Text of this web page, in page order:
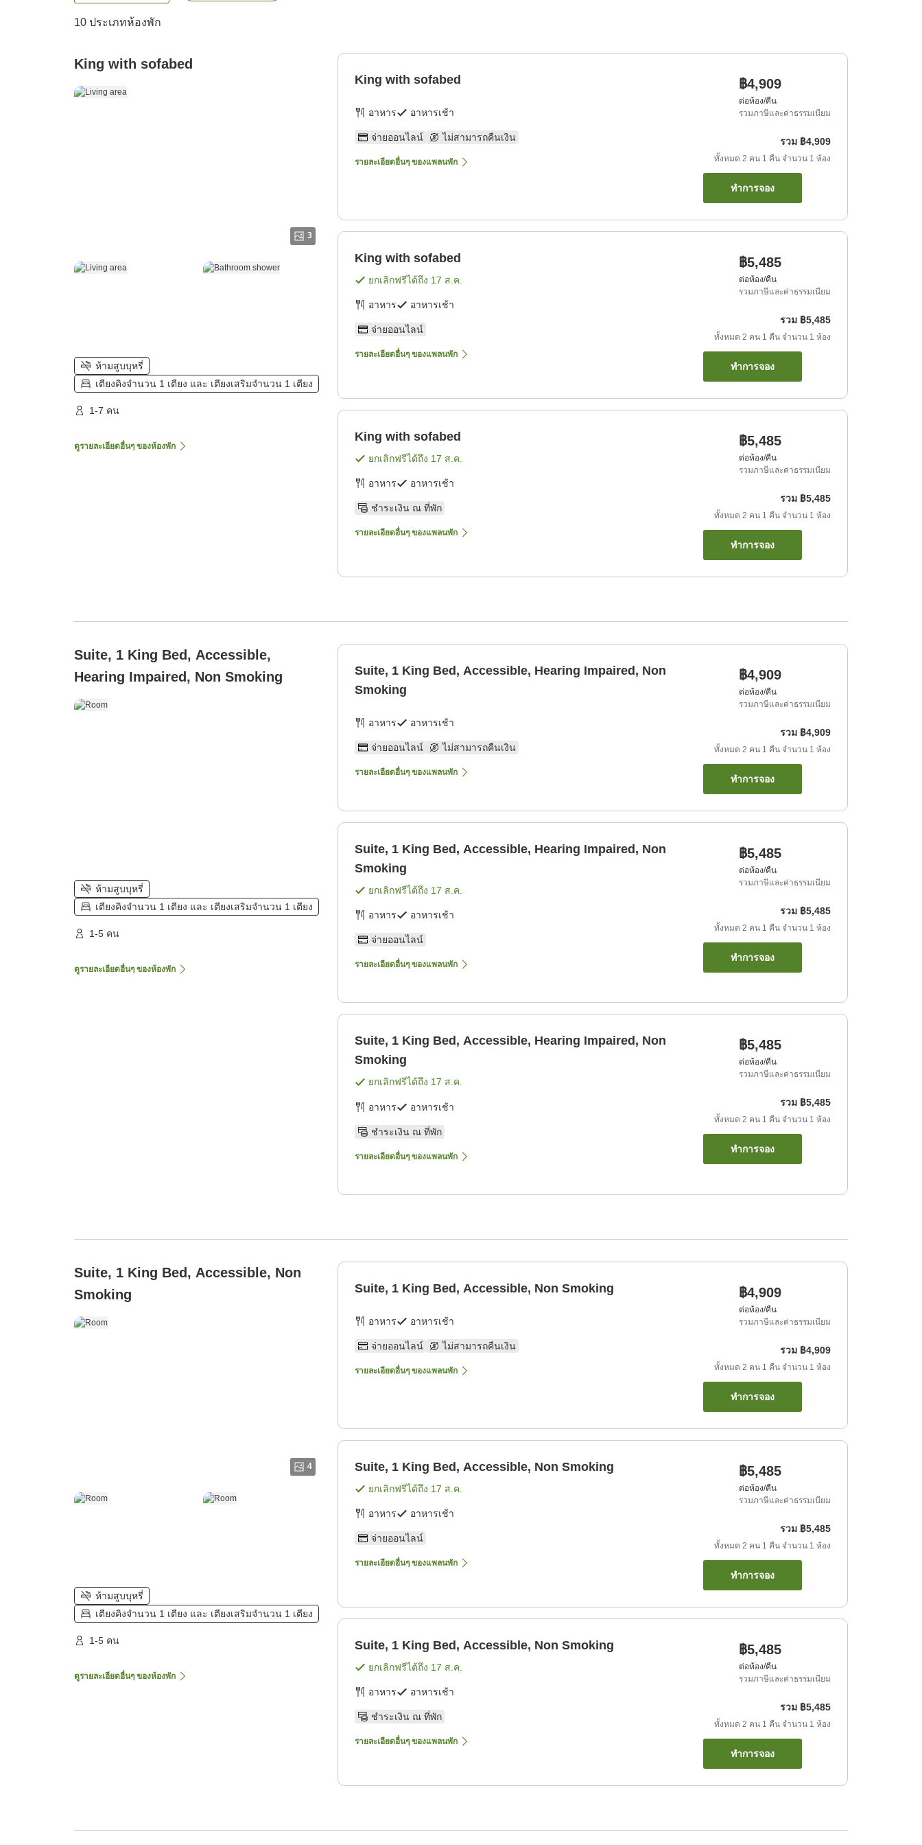
10 ประเภทห้องพัก
King with sofabed
3
ห้ามสูบบุหรี่
เตียงคิงจำนวน 1 เตียง และ เตียงเสริมจำนวน 1 เตียง
1-7 คน
ดูรายละเอียดอื่นๆ ของห้องพัก
King with sofabed
อาหาร อาหารเช้า
จ่ายออนไลน์ ไม่สามารถคืนเงิน
รายละเอียดอื่นๆ ของแพลนพัก
฿4,909
ต่อห้อง/คืน
รวมภาษีและค่าธรรมเนียม
รวม ฿4,909
ทั้งหมด 2 คน 1 คืน จำนวน 1 ห้อง
ทำการจอง
King with sofabed
ยกเลิกฟรีได้ถึง 17 ส.ค.
อาหาร อาหารเช้า
จ่ายออนไลน์
รายละเอียดอื่นๆ ของแพลนพัก
฿5,485
ต่อห้อง/คืน
รวมภาษีและค่าธรรมเนียม
รวม ฿5,485
ทั้งหมด 2 คน 1 คืน จำนวน 1 ห้อง
ทำการจอง
King with sofabed
ยกเลิกฟรีได้ถึง 17 ส.ค.
อาหาร อาหารเช้า
ชำระเงิน ณ ที่พัก
รายละเอียดอื่นๆ ของแพลนพัก
฿5,485
ต่อห้อง/คืน
รวมภาษีและค่าธรรมเนียม
รวม ฿5,485
ทั้งหมด 2 คน 1 คืน จำนวน 1 ห้อง
ทำการจอง
Suite, 1 King Bed, Accessible,
Hearing Impaired, Non Smoking
ห้ามสูบบุหรี่
เตียงคิงจำนวน 1 เตียง และ เตียงเสริมจำนวน 1 เตียง
1-5 คน
ดูรายละเอียดอื่นๆ ของห้องพัก
Suite, 1 King Bed, Accessible, Hearing Impaired, Non
Smoking
อาหาร อาหารเช้า
จ่ายออนไลน์ ไม่สามารถคืนเงิน
รายละเอียดอื่นๆ ของแพลนพัก
฿4,909
ต่อห้อง/คืน
รวมภาษีและค่าธรรมเนียม
รวม ฿4,909
ทั้งหมด 2 คน 1 คืน จำนวน 1 ห้อง
ทำการจอง
Suite, 1 King Bed, Accessible, Hearing Impaired, Non
Smoking
ยกเลิกฟรีได้ถึง 17 ส.ค.
อาหาร อาหารเช้า
จ่ายออนไลน์
รายละเอียดอื่นๆ ของแพลนพัก
฿5,485
ต่อห้อง/คืน
รวมภาษีและค่าธรรมเนียม
รวม ฿5,485
ทั้งหมด 2 คน 1 คืน จำนวน 1 ห้อง
ทำการจอง
Suite, 1 King Bed, Accessible, Hearing Impaired, Non
Smoking
ยกเลิกฟรีได้ถึง 17 ส.ค.
อาหาร อาหารเช้า
ชำระเงิน ณ ที่พัก
รายละเอียดอื่นๆ ของแพลนพัก
฿5,485
ต่อห้อง/คืน
รวมภาษีและค่าธรรมเนียม
รวม ฿5,485
ทั้งหมด 2 คน 1 คืน จำนวน 1 ห้อง
ทำการจอง
Suite, 1 King Bed, Accessible, Non
Smoking
4
ห้ามสูบบุหรี่
เตียงคิงจำนวน 1 เตียง และ เตียงเสริมจำนวน 1 เตียง
1-5 คน
ดูรายละเอียดอื่นๆ ของห้องพัก
Suite, 1 King Bed, Accessible, Non Smoking
อาหาร อาหารเช้า
จ่ายออนไลน์ ไม่สามารถคืนเงิน
รายละเอียดอื่นๆ ของแพลนพัก
฿4,909
ต่อห้อง/คืน
รวมภาษีและค่าธรรมเนียม
รวม ฿4,909
ทั้งหมด 2 คน 1 คืน จำนวน 1 ห้อง
ทำการจอง
Suite, 1 King Bed, Accessible, Non Smoking
ยกเลิกฟรีได้ถึง 17 ส.ค.
อาหาร อาหารเช้า
จ่ายออนไลน์
รายละเอียดอื่นๆ ของแพลนพัก
฿5,485
ต่อห้อง/คืน
รวมภาษีและค่าธรรมเนียม
รวม ฿5,485
ทั้งหมด 2 คน 1 คืน จำนวน 1 ห้อง
ทำการจอง
Suite, 1 King Bed, Accessible, Non Smoking
ยกเลิกฟรีได้ถึง 17 ส.ค.
อาหาร อาหารเช้า
ชำระเงิน ณ ที่พัก
รายละเอียดอื่นๆ ของแพลนพัก
฿5,485
ต่อห้อง/คืน
รวมภาษีและค่าธรรมเนียม
รวม ฿5,485
ทั้งหมด 2 คน 1 คืน จำนวน 1 ห้อง
ทำการจอง